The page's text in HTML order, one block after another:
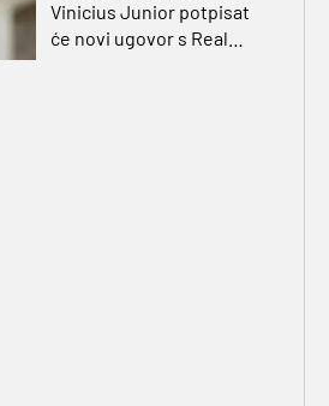
Vinicius Junior potpisat
će novi ugovor s Real